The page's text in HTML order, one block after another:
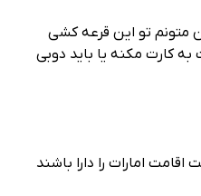
متونم تو این قرعه کشی
کارت مکنه یا باید دوبی
امارات را دارا باشند